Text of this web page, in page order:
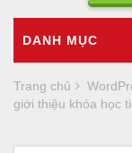
DANH MỤC
Trang chủ
giới thiệu khóa học